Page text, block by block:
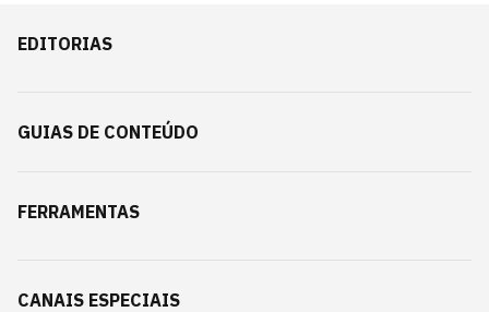
EDITORIAS
GUIAS DE CONTEÚDO
FERRAMENTAS
CANAIS ESPECIAIS